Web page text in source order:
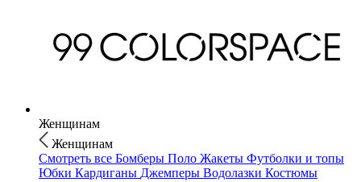
Женщинам
Женщинам
Смотреть все Бомберы Поло Жакеты Футболки и топы
Юбки Кардиганы Джемперы Водолазки Костюмы